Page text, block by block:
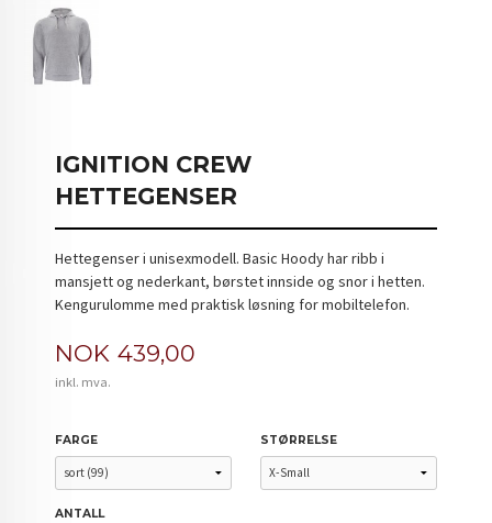
IGNITION CREW
HETTEGENSER
Hettegenser i unisexmodell. Basic Hoody har ribb i
mansjett og nederkant, børstet innside og snor i hetten.
Kengurulomme med praktisk løsning for mobiltelefon.
Pris
NOK 439,00
inkl. mva.
FARGE STØRRELSE
ANTALL